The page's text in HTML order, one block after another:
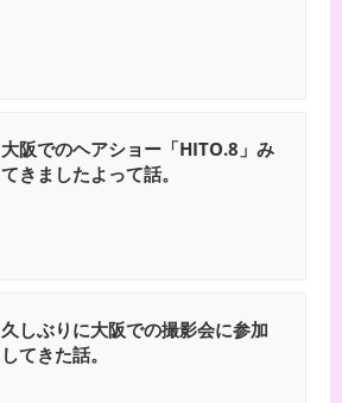
大阪でのヘアショー「HITO.8」み
てきましたよって話。
久しぶりに大阪での撮影会に参加
してきた話。